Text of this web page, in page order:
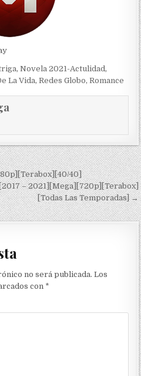
,Novela 2021-Actulidad ,
La Vida,Redes Globo,Romance
40]
– 2021][Mega][720p][Terabox]
[Todas Las Temporadas] →
no será publicada. Los
con *